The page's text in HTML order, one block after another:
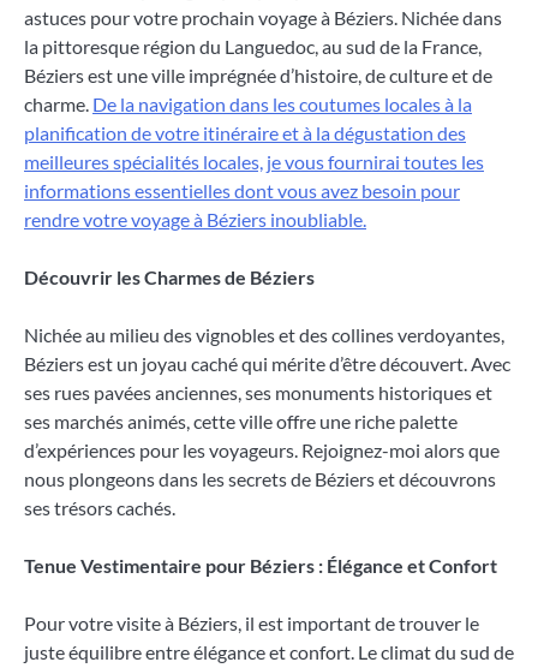
astuces pour votre prochain voyage à Béziers. Nichée dans
la pittoresque région du Languedoc, au sud de la France,
Béziers est une ville imprégnée d’histoire, de culture et de
charme. De la navigation dans les coutumes locales à la
planification de votre itinéraire et à la dégustation des
meilleures spécialités locales, je vous fournirai toutes les
informations essentielles dont vous avez besoin pour
rendre votre voyage à Béziers inoubliable.
Découvrir les Charmes de Béziers
Nichée au milieu des vignobles et des collines verdoyantes,
Béziers est un joyau caché qui mérite d’être découvert. Avec
ses rues pavées anciennes, ses monuments historiques et
ses marchés animés, cette ville offre une riche palette
d’expériences pour les voyageurs. Rejoignez-moi alors que
nous plongeons dans les secrets de Béziers et découvrons
ses trésors cachés.
Tenue Vestimentaire pour Béziers : Élégance et Confort
Pour votre visite à Béziers, il est important de trouver le
juste équilibre entre élégance et confort. Le climat du sud de